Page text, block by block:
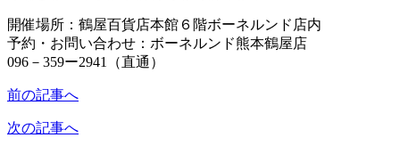
開催場所：鶴屋百貨店本館６階ボーネルンド店内
予約・お問い合わせ：ボーネルンド熊本鶴屋店
096－359ー2941（直通）
前の記事へ
次の記事へ